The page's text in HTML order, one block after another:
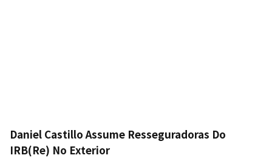
Daniel Castillo Assume Resseguradoras Do
IRB(Re) No Exterior